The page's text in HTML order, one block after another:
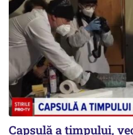
Capsulă a timpului,